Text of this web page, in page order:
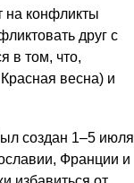
на конфликты
друг с
в том, что,
весна) и
создан 1–5 июля
Франции и